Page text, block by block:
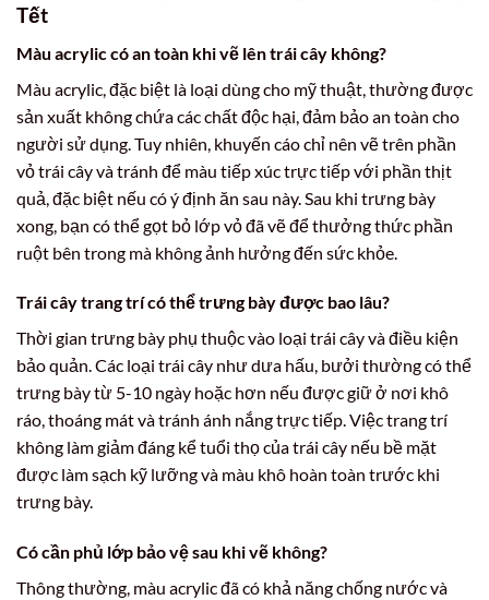
Tết
Màu acrylic có an toàn khi vẽ lên trái cây không?
Màu acrylic, đặc biệt là loại dùng cho mỹ thuật, thường được
sản xuất không chứa các chất độc hại, đảm bảo an toàn cho
người sử dụng. Tuy nhiên, khuyến cáo chỉ nên vẽ trên phần
vỏ trái cây và tránh để màu tiếp xúc trực tiếp với phần thịt
quả, đặc biệt nếu có ý định ăn sau này. Sau khi trưng bày
xong, bạn có thể gọt bỏ lớp vỏ đã vẽ để thưởng thức phần
ruột bên trong mà không ảnh hưởng đến sức khỏe.
Trái cây trang trí có thể trưng bày được bao lâu?
Thời gian trưng bày phụ thuộc vào loại trái cây và điều kiện
bảo quản. Các loại trái cây như dưa hấu, bưởi thường có thể
trưng bày từ 5-10 ngày hoặc hơn nếu được giữ ở nơi khô
ráo, thoáng mát và tránh ánh nắng trực tiếp. Việc trang trí
không làm giảm đáng kể tuổi thọ của trái cây nếu bề mặt
được làm sạch kỹ lưỡng và màu khô hoàn toàn trước khi
trưng bày.
Có cần phủ lớp bảo vệ sau khi vẽ không?
Thông thường, màu acrylic đã có khả năng chống nước và